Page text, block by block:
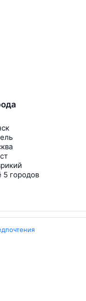
5 городов